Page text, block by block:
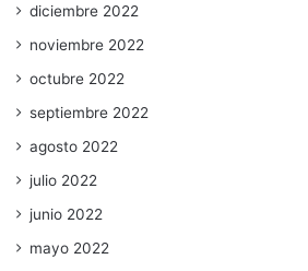
diciembre 2022
noviembre 2022
octubre 2022
septiembre 2022
agosto 2022
julio 2022
junio 2022
mayo 2022